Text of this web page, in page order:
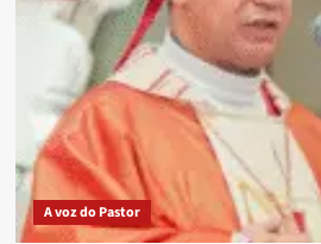
A voz do Pastor